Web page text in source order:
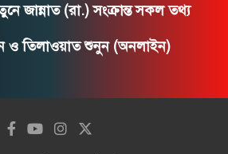
জান্নাত (রা.) সংক্রান্ত সকল তথ্য
তিলাওয়াত শুনুন (অনলাইন)